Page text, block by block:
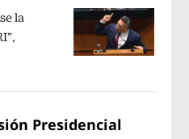
la
Presidencial